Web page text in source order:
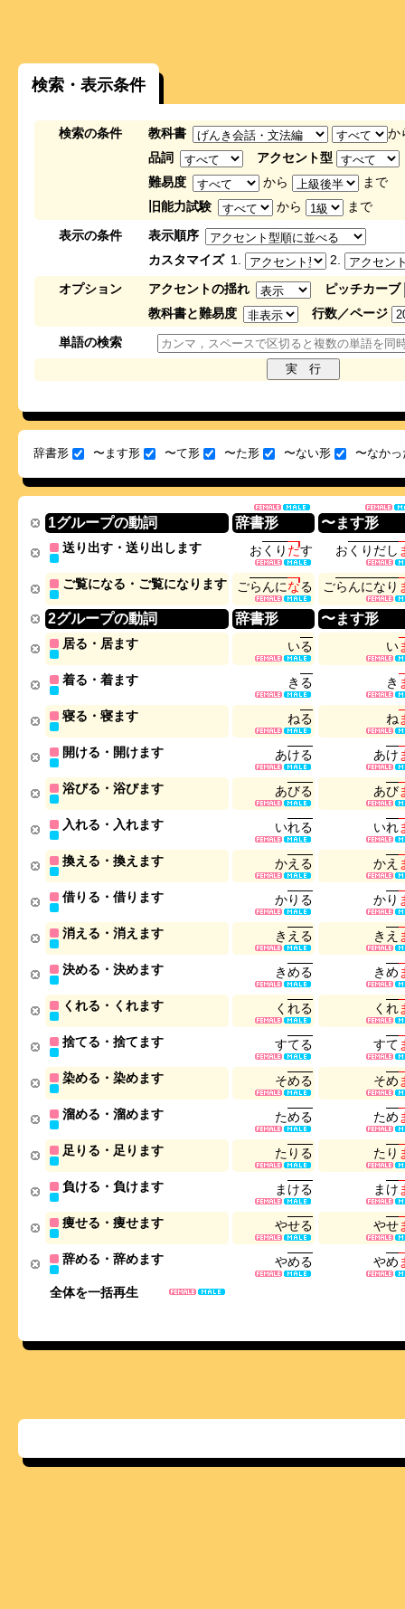
検索・表示条件
検索の条件 教科書
か
品詞
アクセント型
難易度
から
まで
旧能力試験
から
まで
表示の条件
表示順序
カスタマイズ 1.
2.
オプション
アクセントの揺れ
ピッチカーブ
教科書と難易度
行数／ページ
単語の検索
辞書形 〜ます形 〜て形 〜た形 〜ない形 〜なかっ
1グループの動詞 辞書形 〜ます形
全体を一括再生
送り出す・送り出します お く り だす お く り だし
ご覧になる・ご覧になります ごら んになる ごら んにな り
2グループの動詞 辞書形 〜ます形
居る・居ます いる い
着る・着ます き る き
寝る・寝ます ねる ね
開ける・開けます あける あけ
浴びる・浴びます あびる あび
入れる・入れます いれる いれ
換える・換えます かえ る かえ
借りる・借ります かり る かり
消える・消えます き え る き え
決める・決めます きめる きめ
くれる・くれます く れる く れ
捨てる・捨てます すてる すて
染める・染めます そめる そめ
溜める・溜めます ためる ため
足りる・足ります た り る た り
負ける・負けます ま ける ま け
痩せる・痩せます やせる やせ
辞める・辞めます やめる やめ